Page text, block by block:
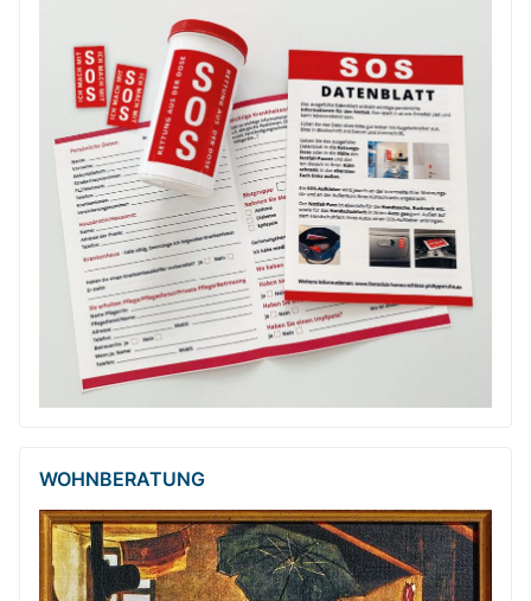
WOHNBERATUNG